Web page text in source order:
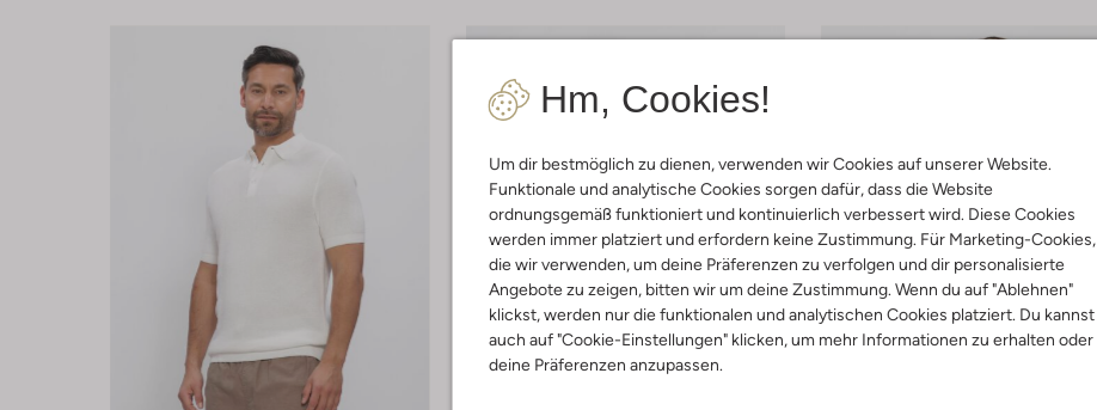
Hm, Cookies!
Um dir bestmöglich zu dienen, verwenden wir Cookies auf unserer Website.
Funktionale und analytische Cookies sorgen dafür, dass die Website
ordnungsgemäß funktioniert und kontinuierlich verbessert wird. Diese Cookies
werden immer platziert und erfordern keine Zustimmung. Für Marketing-Cookies,
die wir verwenden, um deine Präferenzen zu verfolgen und dir personalisierte
Angebote zu zeigen, bitten wir um deine Zustimmung. Wenn du auf "Ablehnen"
klickst, werden nur die funktionalen und analytischen Cookies platziert. Du kannst
auch auf "Cookie-Einstellungen" klicken, um mehr Informationen zu erhalten oder
deine Präferenzen anzupassen.